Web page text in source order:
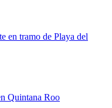
en tramo de Playa del
Quintana Roo